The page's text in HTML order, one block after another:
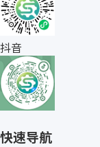
抖音
快速导航